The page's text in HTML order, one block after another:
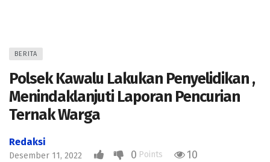
BERITA
Polsek Kawalu Lakukan Penyelidikan ,
Menindaklanjuti Laporan Pencurian
Ternak Warga
Redaksi
Desember 11, 2022 0 Points 10